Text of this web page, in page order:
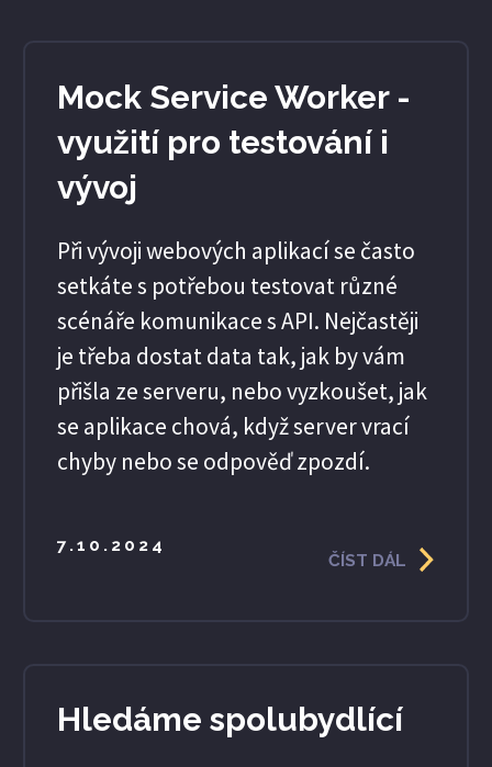
Mock Service Worker -
využití pro testování i
vývoj
Při vývoji webových aplikací se často
setkáte s potřebou testovat různé
scénáře komunikace s API. Nejčastěji
je třeba dostat data tak, jak by vám
přišla ze serveru, nebo vyzkoušet, jak
se aplikace chová, když server vrací
chyby nebo se odpověď zpozdí.
7.10.2024
ČÍST DÁL
Hledáme spolubydlící